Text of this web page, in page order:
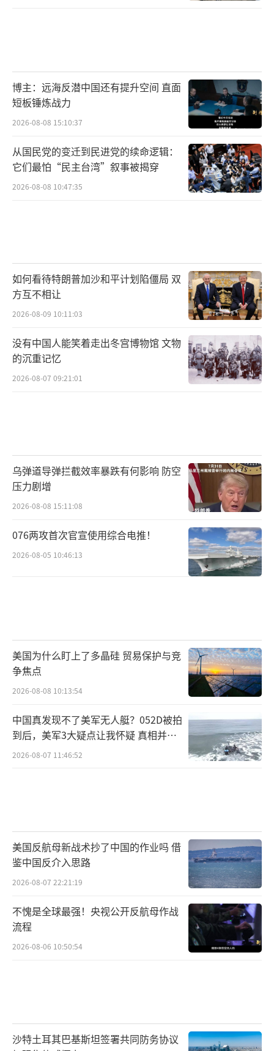
博主：远海反潜中国还有提升空间 直面
短板锤炼战力
2026-08-08 15:10:37
从国民党的变迁到民进党的续命逻辑：
它们最怕“民主台湾”叙事被揭穿
2026-08-08 10:47:35
如何看待特朗普加沙和平计划陷僵局 双
方互不相让
2026-08-09 10:11:03
没有中国人能笑着走出冬宫博物馆 文物
的沉重记忆
2026-08-07 09:21:01
乌弹道导弹拦截效率暴跌有何影响 防空
压力剧增
2026-08-08 15:11:08
076两攻首次官宣使用综合电推！
2026-08-05 10:46:13
美国为什么盯上了多晶硅 贸易保护与竞
争焦点
2026-08-08 10:13:54
中国真发现不了美军无人艇？052D被拍
到后，美军3大疑点让我怀疑 真相并非
如此
2026-08-07 11:46:52
美国反航母新战术抄了中国的作业吗 借
鉴中国反介入思路
2026-08-07 22:21:19
不愧是全球最强！央视公开反航母作战
流程
2026-08-06 10:50:54
沙特土耳其巴基斯坦签署共同防务协议